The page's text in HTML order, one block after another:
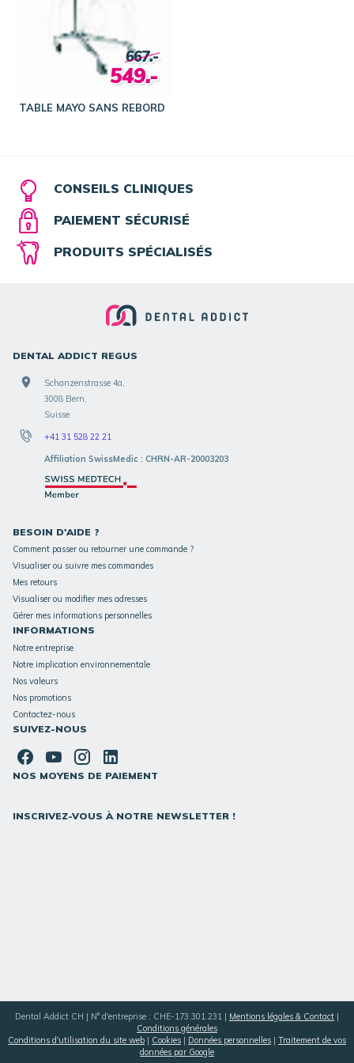
TABLE MAYO SANS REBORD
667.-
549.-
CONSEILS CLINIQUES
PAIEMENT SÉCURISÉ
PRODUITS SPÉCIALISÉS
DENTAL ADDICT REGUS
Schanzenstrasse 4a,
3008 Bern,
Suisse
+41 31 528 22 21
Affiliation SwissMedic : CHRN-AR-20003203
BESOIN D'AIDE ?
Comment passer ou retourner une commande ?
Visualiser ou suivre mes commandes
Mes retours
Visualiser ou modifier mes adresses
Gérer mes informations personnelles
INFORMATIONS
Notre entreprise
Notre implication environnementale
Nos valeurs
Nos promotions
Contactez-nous
SUIVEZ-NOUS
NOS MOYENS DE PAIEMENT
INSCRIVEZ-VOUS À NOTRE NEWSLETTER !
Dental Addict CH | N° d'entreprise : CHE-173.301.231 | Mentions légales & Contact |
Conditions générales
Conditions d'utilisation du site web | Cookies | Données personnelles | Traitement de vos
données par Google